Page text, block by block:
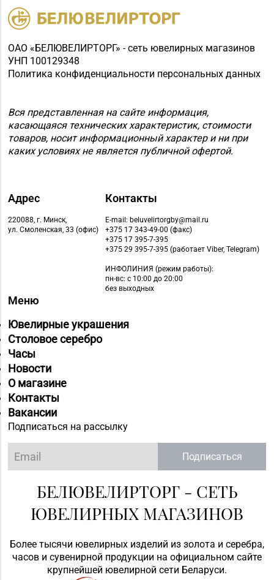
ОАО «БЕЛЮВЕЛИРТОРГ» - сеть ювелирных магазинов
УНП 100129348
Политика конфиденциальности персональных данных
Вся представленная на сайте информация,
касающаяся технических характеристик, стоимости
товаров, носит информационный характер и ни при
каких условиях не является публичной офертой.
Адрес
220088, г. Минск,
ул. Смоленская, 33 (офис)
Контакты
E-mail: beluvelirtorgby@mail.ru
+375 17 343-49-00 (факс)
+375 17 395-7-395
+375 29 395-7-395 (работает Viber, Telegram)
ИНФОЛИНИЯ (режим работы):
пн-вс: с 10:00 до 20:00
без выходных
Меню
Ювелирные украшения
Столовое серебро
Часы
Новости
О магазине
Контакты
Вакансии
Подписаться на рассылку
Подписаться
БЕЛЮВЕЛИРТОРГ - СЕТЬ
ЮВЕЛИРНЫХ МАГАЗИНОВ
Более тысячи ювелирных изделий из золота и серебра,
часов и сувенирной продукции на официальном сайте
крупнейшей ювелирной сети Беларуси.